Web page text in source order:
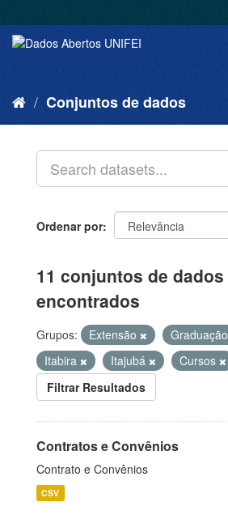
Conjuntos de dados
Ordenar por
11 conjuntos de dados
encontrados
Grupos: Extensão Graduação
Itabira
Itajubá Cursos
Filtrar Resultados
Contratos e Convênios
Contrato e Convênios
CSV